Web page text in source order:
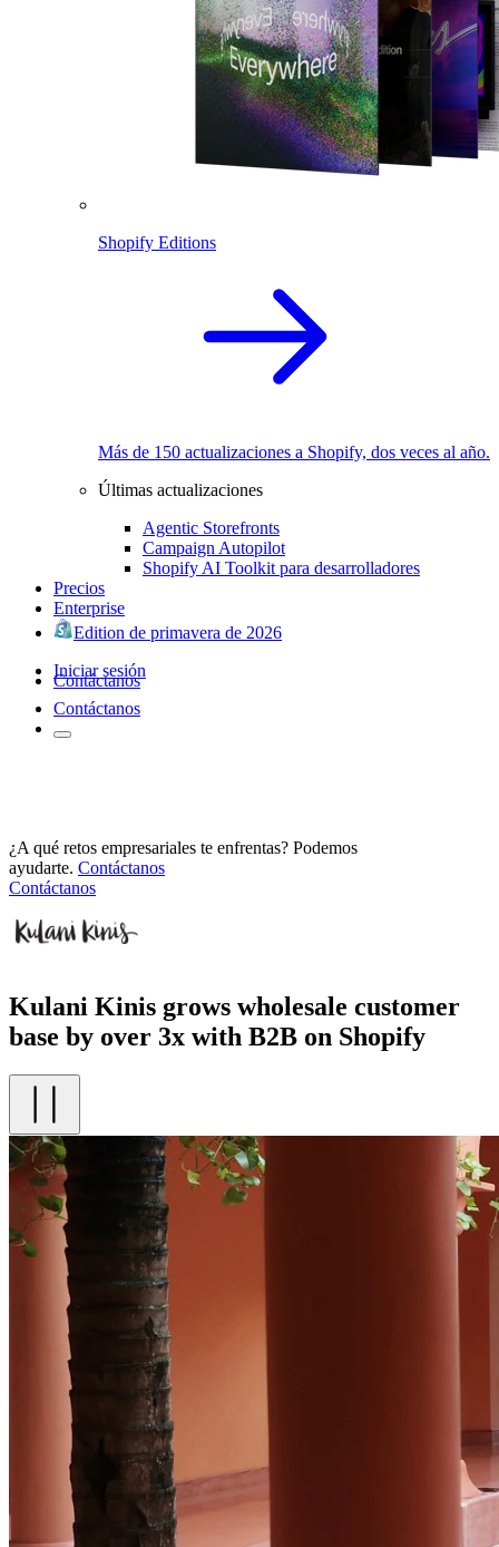
Shopify Editions
Más de 150 actualizaciones a Shopify, dos veces al año.
Últimas actualizaciones
Agentic Storefronts
Campaign Autopilot
Shopify AI Toolkit para desarrolladores
Precios
Enterprise
Edition de primavera de 2026
Iniciar sesión
Contáctanos
Contáctanos
¿A qué retos empresariales te enfrentas? Podemos
ayudarte. Contáctanos
Contáctanos
Kulani Kinis grows wholesale customer
base by over 3x with B2B on Shopify